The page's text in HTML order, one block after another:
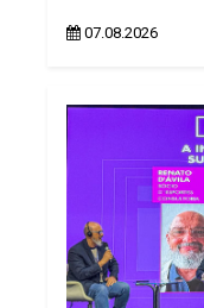
07.08.2026